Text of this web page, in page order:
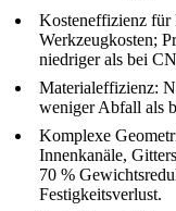
Kosteneffizienz für
Werkzeugkosten;
niedriger als bei
Materialeffizienz:
weniger Abfall als
Komplexe
Innenkanäle,
70 %
Festigkeitsverlust.